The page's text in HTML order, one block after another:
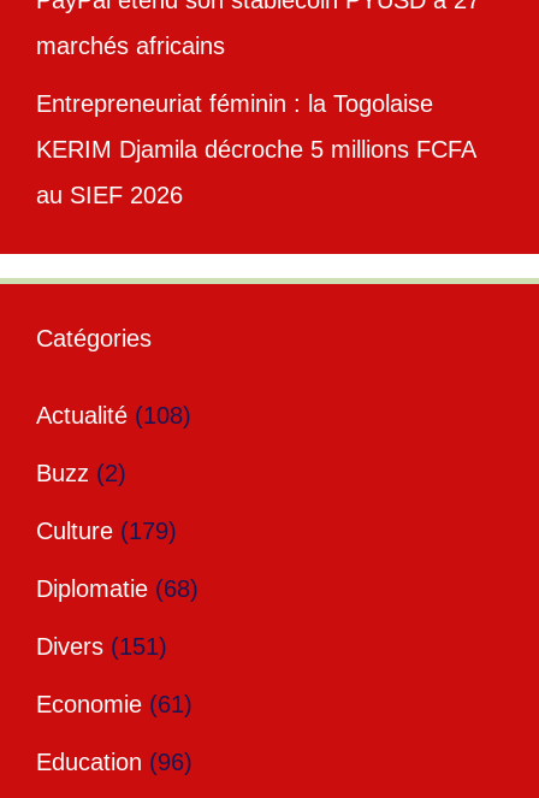
marchés africains
Entrepreneuriat féminin : la Togolaise
KERIM Djamila décroche 5 millions FCFA
au SIEF 2026
Catégories
Actualité (108)
Buzz (2)
Culture (179)
Diplomatie (68)
Divers (151)
Economie (61)
Education (96)